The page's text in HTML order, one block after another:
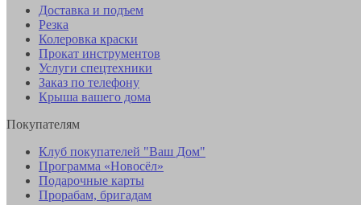
Доставка и подъем
Резка
Колеровка краски
Прокат инструментов
Услуги спецтехники
Заказ по телефону
Крыша вашего дома
Покупателям
Клуб покупателей "Ваш Дом"
Программа «Новосёл»
Подарочные карты
Прорабам, бригадам